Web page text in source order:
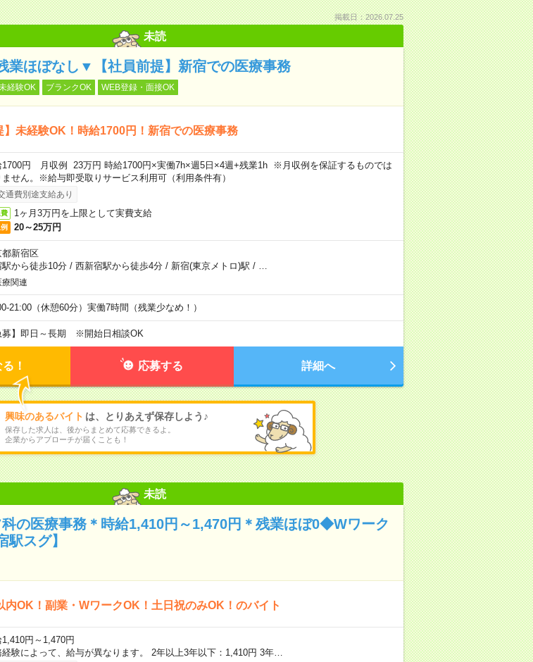
掲載日：2026.07.25
未読
業ほぼなし▼【社員前提】新宿での医療事務
経験OK ブランクOK WEB登録・面接OK
】未経験OK！時給1700円！新宿での医療事務
1700円 月収例 23万円 時給1700円×実働7h×週5日×4週+残業1h ※月収例を保証するものでは
ません。※給与即受取りサービス利用可（利用条件有）
通費別途支給あり
1ヶ月3万円を上限として実費支給
20～25万円
都新宿区
駅から徒歩10分/ 西新宿駅から徒歩4分/ 新宿(東京メトロ)駅 /
療関連
21:00（休憩60分）実働7時間（残業少なめ！）
募】即日～長期 ※開始日相談OK
！ 応募する 詳細へ
興味のあるバイト は、とりあえず保存しよう♪
保存した求人は、後からまとめて応募できるよ。
企業からアプローチが届くことも！
未読
の医療事務＊時給1,410円～1,470円＊残業ほぼ0◆Wワーク
駅スグ】
内OK！副業・WワークOK！土日祝のみOK！のバイト
円～1,470円
経験によって、給与が異なります。 2年以上3年以下：1,410円 3年…